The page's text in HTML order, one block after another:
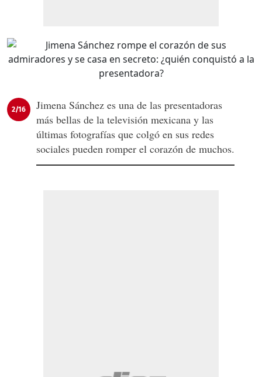
2/16
Jimena Sánchez es una de las presentadoras
más bellas de la televisión mexicana y las
últimas fotografías que colgó en sus redes
sociales pueden romper el corazón de muchos.